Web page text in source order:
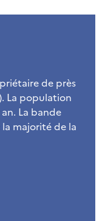
de près
La population
an. La bande
majorité de la